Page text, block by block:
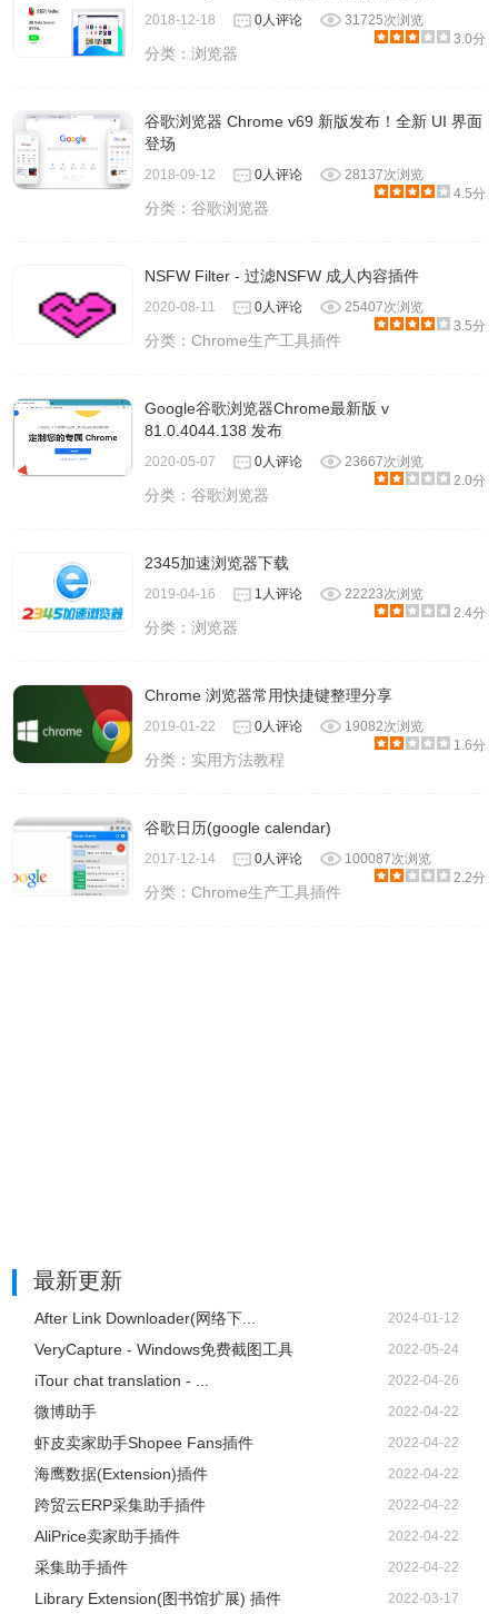
2018-12-18 0人评论
31725次浏览
3.0分
分类：浏览器
谷歌浏览器 Chrome v69 新版发布！全新 UI 界面
登场
2018-09-12 0人评论
28137次浏览
4.5分
分类：谷歌浏览器
NSFW Filter - 过滤NSFW 成人内容插件
2020-08-11 0人评论
25407次浏览
3.5分
分类：Chrome生产工具插件
Google谷歌浏览器Chrome最新版 v
81.0.4044.138 发布
2020-05-07 0人评论
23667次浏览
2.0分
分类：谷歌浏览器
2345加速浏览器下载
2019-04-16 1人评论
22223次浏览
2.4分
分类：浏览器
Chrome 浏览器常用快捷键整理分享
2019-01-22 0人评论
19082次浏览
1.6分
分类： 实用方法教程
谷歌日历(google calendar)
2017-12-14 0人评论
100087次浏览
2.2分
分类：Chrome生产工具插件
最新更新
After Link Downloader(网络下... 2024-01-12
VeryCapture - Windows免费截图工具 2022-05-24
iTour chat translation - ... 2022-04-26
微博助手 2022-04-22
虾皮卖家助手Shopee Fans插件 2022-04-22
海鹰数据(Extension)插件 2022-04-22
跨贸云ERP采集助手插件 2022-04-22
AliPrice卖家助手插件 2022-04-22
采集助手插件 2022-04-22
Library Extension(图书馆扩展) 插件 2022-03-17